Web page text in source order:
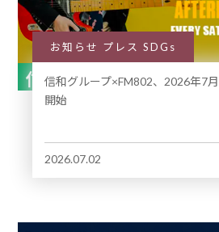
お知らせ プレス SDGs
信和グループ×FM802、2026年7
開始
2026.07.02